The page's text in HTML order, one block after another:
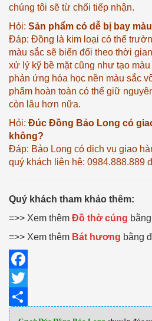
chúng tôi sẽ từ chối tiếp nhận.
Hỏi: Sản phẩm có dễ bị bay
Đáp: Đồng là kim loại có thể
màu sắc sẽ biến đổi theo thời
xử lý kỹ bề mặt cũng như tạo
phản ứng hóa học nền màu sắc
phẩm hoàn toàn có thể giữ
còn lâu hơn nữa.
Hỏi: Đúc Đồng Bảo Long có
không?
Đáp: Bảo Long có dịch vụ giao
quý khách liên hệ: 0984.888.889
Quý khách tham khảo thêm:
=>> Xem thêm Đồ thờ cúng
=>> Xem thêm Bát hương bằng
Facebook
Twitter
Share